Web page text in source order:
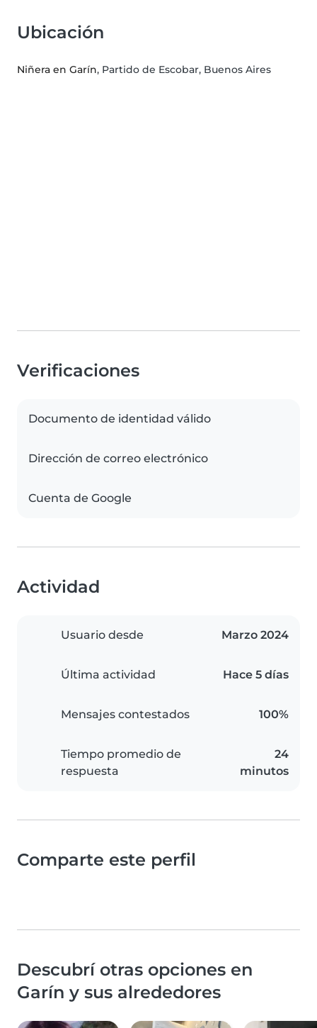
Ubicación
Niñera en Garín, Partido de Escobar, Buenos Aires
Verificaciones
Documento de identidad válido
Dirección de correo electrónico
Cuenta de Google
Actividad
Usuario desde Marzo 2024
Última actividad Hace 5 días
Mensajes contestados 100%
Tiempo promedio de
respuesta
24
minutos
Comparte este perfil
Descubrí otras opciones en
Garín y sus alrededores